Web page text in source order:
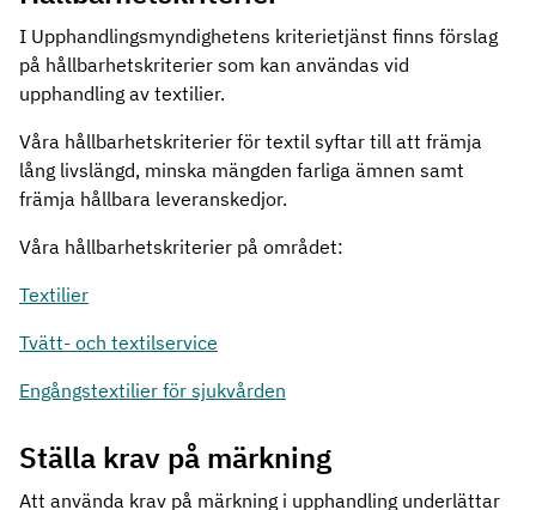
I Upphandlingsmyndighetens kriterietjänst finns förslag
på hållbarhetskriterier som kan användas vid
upphandling av textilier.
Våra hållbarhetskriterier för textil syftar till att främja
lång livslängd, minska mängden farliga ämnen samt
främja hållbara leveranskedjor.
Våra hållbarhetskriterier på området:
Textilier
Tvätt- och textilservice
Engångstextilier för sjukvården
Ställa krav på märkning
Att använda krav på märkning i upphandling underlättar